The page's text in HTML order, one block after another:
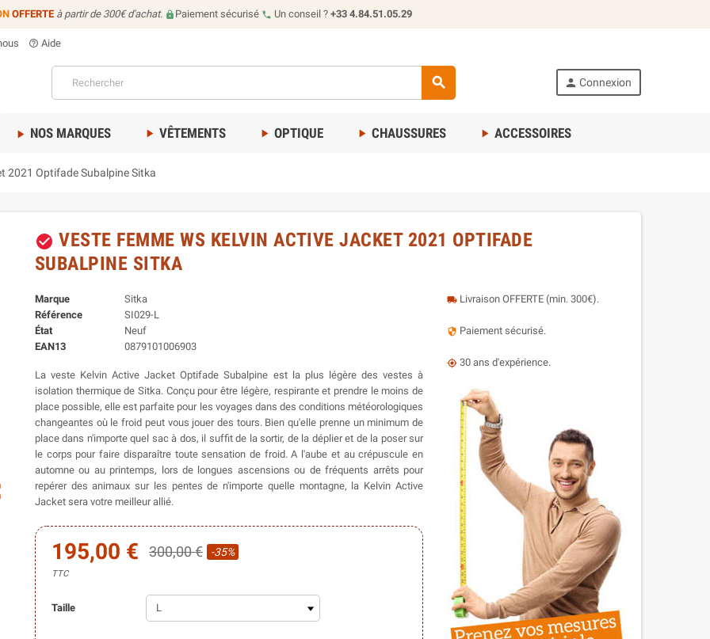
OFFERTE à partir de 300€ d'achat. lock Paiement sécurisé call Un conseil ? +33 4.84.51.05.29
help_outline Aide
search person Connexion
play_arrow NOS MARQUES play_arrow VÊTEMENTS play_arrow OPTIQUE play_arrow CHAUSSURES play_arrow ACCESSOIRES
2021 Optifade Subalpine Sitka
check_circle VESTE FEMME WS KELVIN ACTIVE JACKET 2021 OPTIFADE
SUBALPINE SITKA
Marque
Sitka
Référence
SI029-L
État
Neuf
EAN13
0879101006903
La veste Kelvin Active Jacket Optifade Subalpine est la plus légère des vestes à
isolation thermique de Sitka. Conçu pour être légère, respirante et prendre le moins de
place possible, elle est parfaite pour les voyages dans des conditions météorologiques
changeantes où le froid peut vous jouer des tours. Bien qu'elle prenne un minimum de
place dans n'importe quel sac à dos, il suffit de la sortir, de la déplier et de la poser sur
le corps pour faire disparaître toute sensation de froid. A l'aube et au crépuscule en
automne ou au printemps, lors de longues ascensions ou de fréquents arrêts pour
repérer des animaux sur les pentes de n'importe quelle montagne, la Kelvin Active
Jacket sera votre meilleur allié.
195,00 € 300,00 € -35%
TTC
Taille
local_shippingLivraison OFFERTE (min. 300€).
security Paiement sécurisé.
my_location30 ans d'expérience.